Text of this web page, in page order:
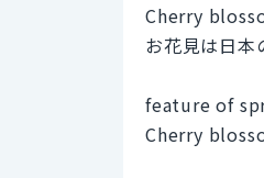
Cherry
お花見は日本
feature of
Cherry